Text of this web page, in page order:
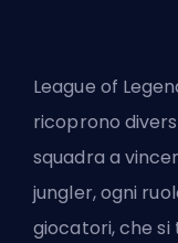
League of
ricoprono
squadra a
jungler, ogni
giocatori, che